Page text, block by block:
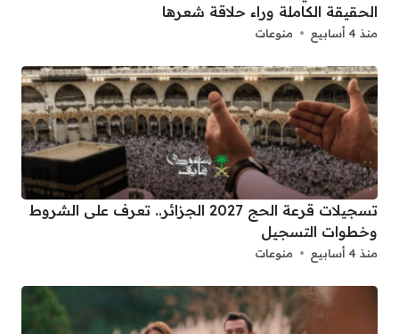
الحقيقة الكاملة وراء حلاقة شعرها
منذ 4 أسابيع منوعات
تسجيلات قرعة الحج 2027 الجزائر.. تعرف على الشروط
وخطوات التسجيل
منذ 4 أسابيع منوعات